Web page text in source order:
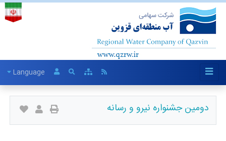
Language
دومین جشنواره نیرو و رسانه